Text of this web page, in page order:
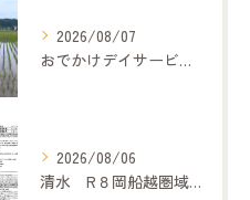
2026/08/07
おでかけデイサービス夢コープいたです
2026/08/06
清水 R８岡船越圏域主任介護支援専門委員連絡会（7月２１日）に参加して